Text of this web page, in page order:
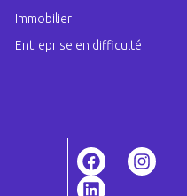
Immobilier
Entreprise en difficulté